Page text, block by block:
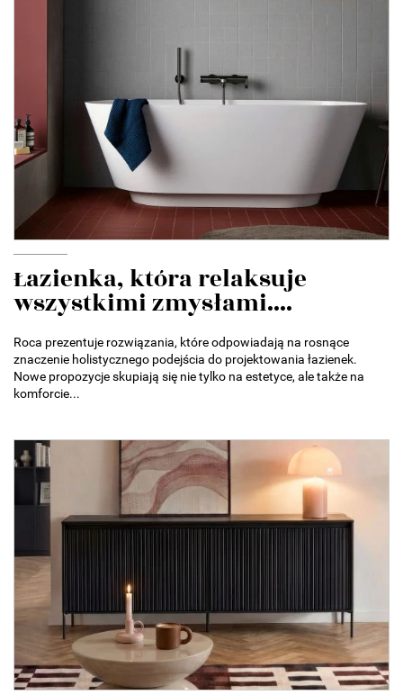
Łazienka, która relaksuje
wszystkimi zmysłami....
Roca prezentuje rozwiązania, które odpowiadają na rosnące
znaczenie holistycznego podejścia do projektowania łazienek.
Nowe propozycje skupiają się nie tylko na estetyce, ale także na
komforcie...